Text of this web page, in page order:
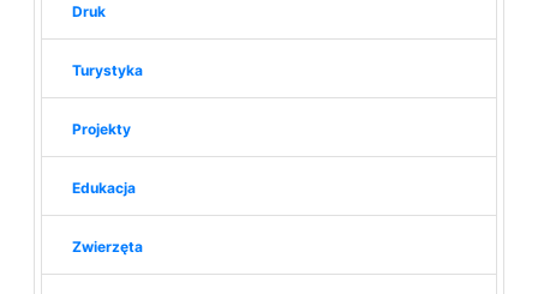
Druk
Turystyka
Projekty
Edukacja
Zwierzęta